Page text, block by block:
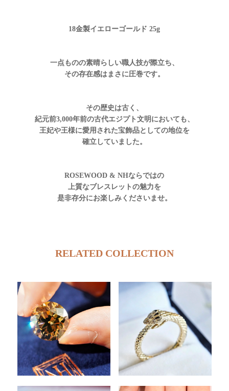
18金製イエローゴールド 25g
一点ものの素晴らしい職人技が際立ち、
その存在感はまさに圧巻です。
その歴史は古く、
紀元前3,000年前の古代エジプト文明においても、
王妃や王様に愛用された宝飾品としての地位を
確立していました。
ROSEWOOD & NHならではの
上質なブレスレットの魅力を
是非存分にお楽しみくださいませ。
RELATED COLLECTION